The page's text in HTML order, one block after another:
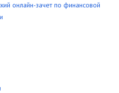
онлайн-зачет по финансовой